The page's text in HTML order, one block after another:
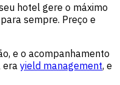
hotel gere o máximo
sempre. Preço e
e o acompanhamento
era yield management, e